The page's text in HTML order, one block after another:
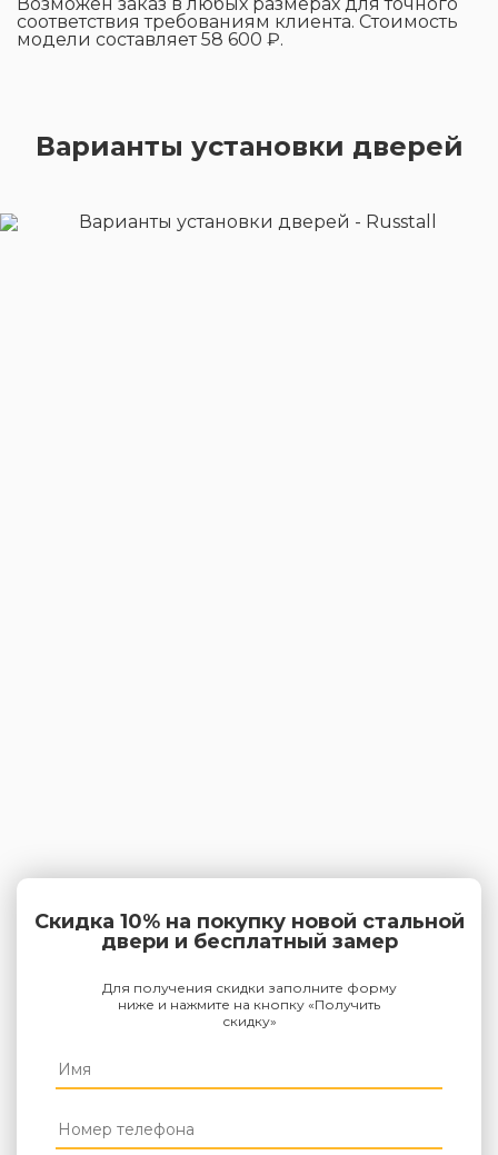
соответствия требованиям клиента. Стоимость
модели составляет 58 600 ₽.
Варианты установки дверей
Скидка 10% на покупку новой стальной
двери и бесплатный замер
Для получения скидки заполните форму
ниже и нажмите на кнопку «Получить
скидку»